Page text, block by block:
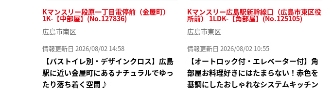
Kマンスリー段原一丁目電停前（金屋町）
1K-【中部屋】(No.127836)
広島市南区
情報更新日 2026/08/02 14:58
【バストイレ別・デザインクロス】広島
駅に近い金屋町にあるナチュラルでゆっ
たり落ち着く空間♪
Kマンスリー広島駅新幹線口（広島市東区役
所前） 1LDK-【角部屋】(No.125105)
広島市東区
情報更新日 2026/08/02 10:55
【オートロック付・エレベーター付】角
部屋お料理好きにはたまらない！赤色を
基調にしたおしゃれなシステムキッチン